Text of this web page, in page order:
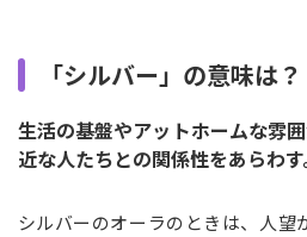
「シルバー」の意味は？
生活の基盤やアットホームな雰
近な人たちとの関係性をあらわす
シルバーのオーラのときは、人望